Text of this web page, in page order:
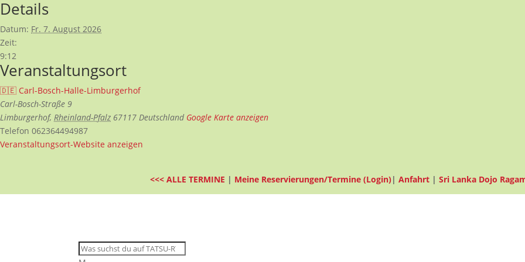
Details
Datum: Fr. 7. August 2026
Zeit:
9:12
Veranstaltungsort
🇩🇪 Carl-Bosch-Halle-Limburgerhof
Carl-Bosch-Straße 9
Limburgerhof, Rheinland-Pfalz 67117 Deutschland Google Karte anzeigen
Telefon 062364494987
Veranstaltungsort-Website anzeigen
<<< ALLE TERMINE | Meine Reservierungen/Termine (Login)| Anfahrt | Sri Lanka Dojo